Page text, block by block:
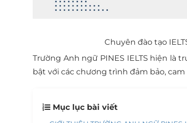
Chuyên đào tạo
Trường Anh ngữ PINES IELTS hiện là
bật với các chương trình đảm bảo, cam
Mục lục bài viết